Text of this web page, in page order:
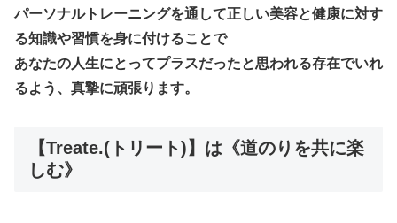
パーソナルトレーニングを通して正しい美容と健康に対す
る知識や習慣を身に付けることで
あなたの人生にとってプラスだったと思われる存在でいれ
るよう、真摯に頑張ります。
【Treate.(トリート)】は《道のりを共に楽
しむ》